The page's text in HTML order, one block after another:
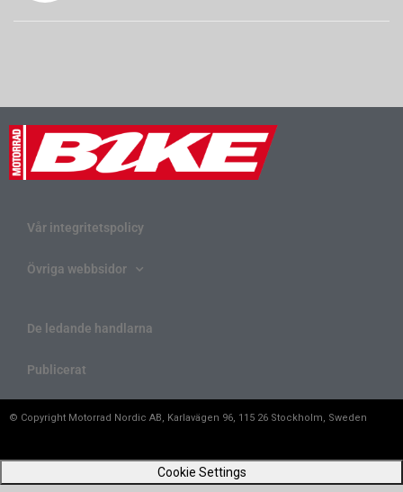
Vår integritetspolicy
Övriga webbsidor
De ledande handlarna
Publicerat
© Copyright Motorrad Nordic AB, Karlavägen 96, 115 26 Stockholm, Sweden
Cookie Settings